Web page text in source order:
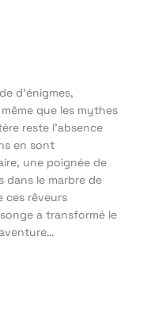
d’énigmes,
que les mythes
reste l’absence
en sont
une poignée de
dans le marbre de
ces rêveurs
a transformé le